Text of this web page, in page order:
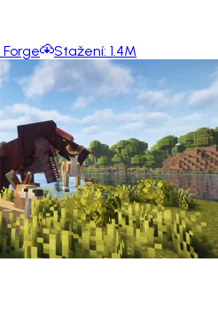
Forge Stažení: 1.4M